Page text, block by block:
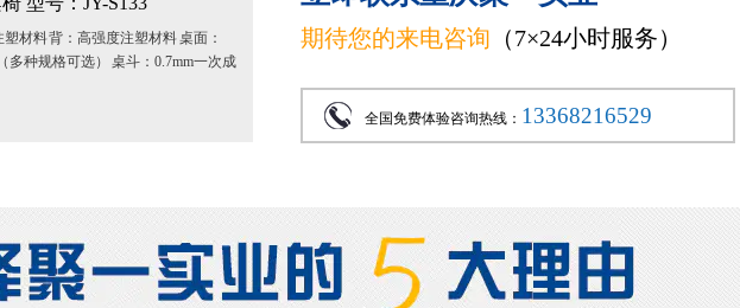
材料 背：高强度注塑材料 桌面：
多种规格可选） 桌斗：0.7mm一次成
期待您的来电咨询 （7×24小时服务）
全国免费体验咨询热线： 13368216529